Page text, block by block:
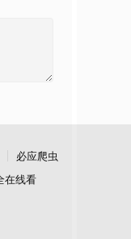
必应爬虫
在线看